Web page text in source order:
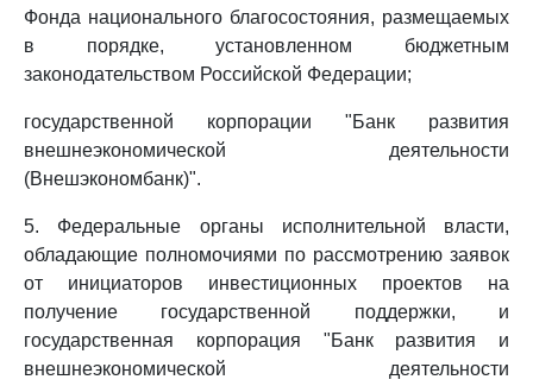
Фонда национального благосостояния, размещаемых
в порядке, установленном бюджетным
законодательством Российской Федерации;
государственной корпорации "Банк развития
внешнеэкономической деятельности
(Внешэкономбанк)".
5. Федеральные органы исполнительной власти,
обладающие полномочиями по рассмотрению заявок
от инициаторов инвестиционных проектов на
получение государственной поддержки, и
государственная корпорация "Банк развития и
внешнеэкономической деятельности